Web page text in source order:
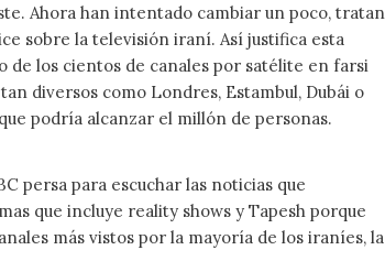
Ahora han intentado cambiar un poco, tratan
sobre la televisión iraní. Así justifica esta
de los cientos de canales por satélite en farsi
diversos como Londres, Estambul, Dubái o
podría alcanzar el millón de personas.
persa para escuchar las noticias que
que incluye reality shows y Tapesh porque
más vistos por la mayoría de los iraníes, la